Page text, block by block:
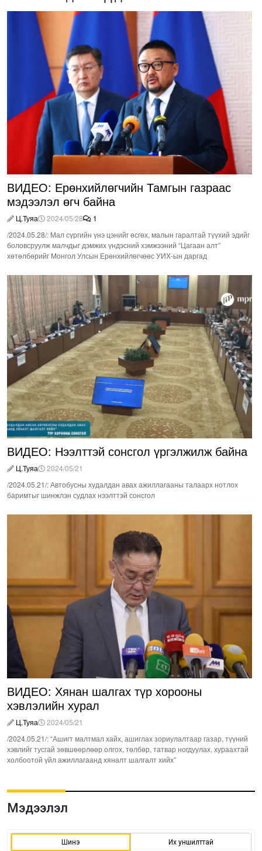
ВИДЕО: Ерөнхийлөгчийн Тамгын газраас
мэдээлэл өгч байна
Ц.Туяа 2024/05/28
1
/2024.05.28/: Мал сүргийн үнэ цэнийг өсгөх, малын гаралтай түүхий эдийг
боловсруулж малчдыг дэмжих үндэсний хэмжээний “Цагаан алт”
хөтөлбөрийг Монгол Улсын Ерөнхийлөгчөөс УИХ-ын даргад
ВИДЕО: Нээлттэй сонсгол үргэлжилж байна
Ц.Туяа
2024/05/21
/2024.05.21/: Автобусны худалдан авах ажиллагааны талаарх нотлох
баримтыг шинжлэн судлах нээлттэй сонсгол
ВИДЕО: Хянан шалгах түр хорооны
хэвлэлийн хурал
Ц.Туяа
2024/05/21
/2024.05.21/: “Ашигт малтмал хайх, ашиглах зориулалтаар газар, түүний
хэвлийг тусгай зөвшөөрлөөр олгох, төлбөр, татвар ногдуулах, хураахтай
холбоотой үйл ажиллагаанд хяналт шалгалт хийх”
Мэдээлэл
Шинэ Их уншилттай